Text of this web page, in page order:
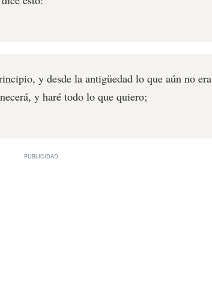
y desde la antigüedad lo que aún no era
y haré todo lo que quiero;